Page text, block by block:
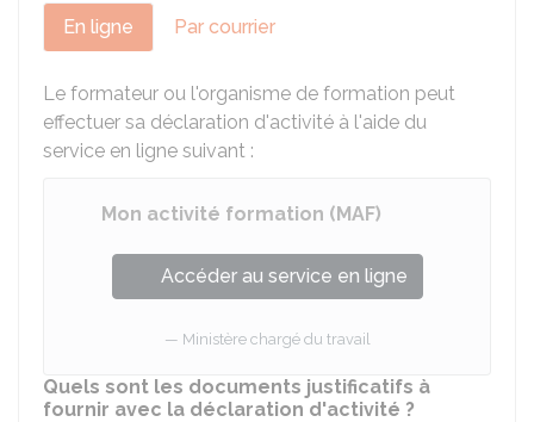
En ligne Par courrier
Le formateur ou l'organisme de formation peut
effectuer sa déclaration d'activité à l'aide du
service en ligne suivant :
Mon activité formation (MAF)
Accéder au service en ligne
Ministère chargé du travail
Quels sont les documents justificatifs à
fournir avec la déclaration d'activité ?